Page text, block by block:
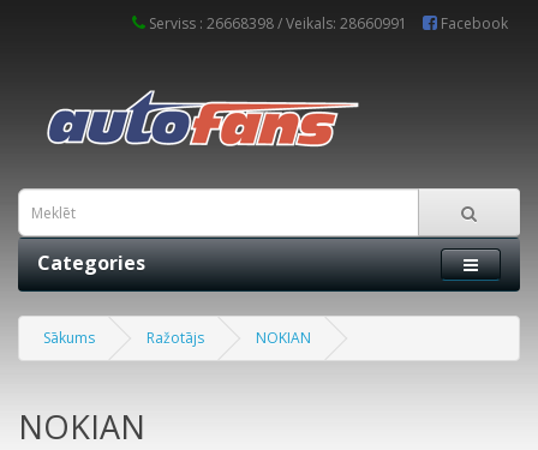
Serviss : 26668398 / Veikals: 28660991 Facebook
Categories
Sākums Ražotājs NOKIAN
NOKIAN